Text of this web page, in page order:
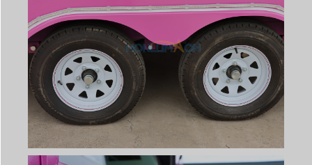
Български
Nederlands (België)
हिन्दी
Norsk bokmål
Slovenčina
Svenska